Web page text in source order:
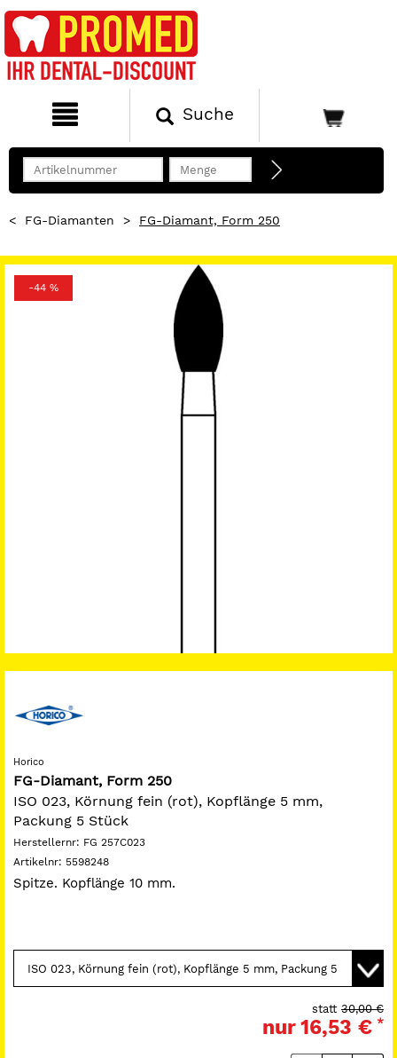
Suche
< FG-Diamanten > FG-Diamant, Form 250
-44 %
Horico
FG-Diamant, Form 250
ISO 023, Körnung fein (rot), Kopflänge 5 mm,
Packung 5 Stück
Herstellernr: FG 257C023
Artikelnr: 5598248
Spitze. Kopflänge 10 mm.
30,00 €
statt
nur16,53 € *